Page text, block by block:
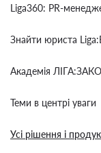
Liga360: PR-
Знайти юриста
Академія
Теми в центрі уваги
Усі рішення і